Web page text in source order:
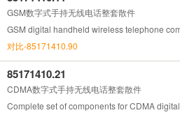
GSM数字式手持无线电话整套散件
GSM digital handheld wireless telephone
对比-85171410.90
85171410.21
CDMA数字式手持无线电话整套散件
Complete set of components for CDMA